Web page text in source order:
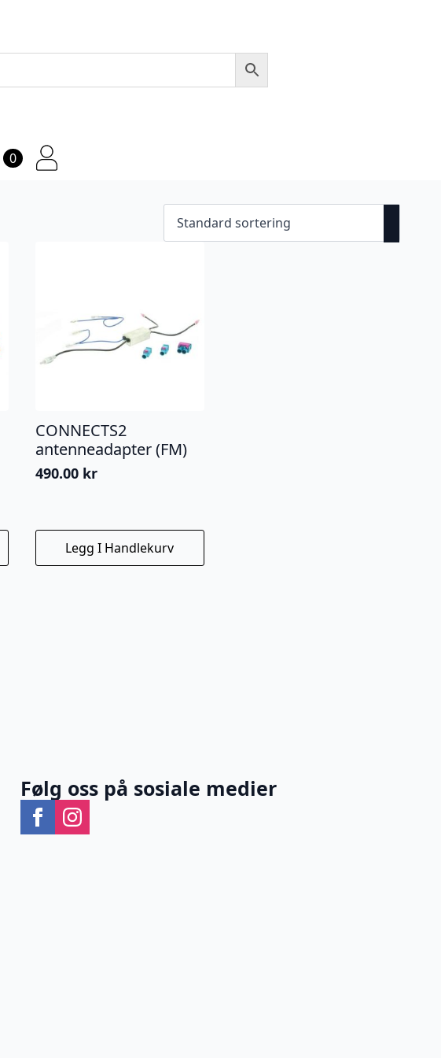
0
CONNECTS2
antenneadapter (FM)
490.00 kr
Legg I Handlekurv
Følg oss på sosiale medier